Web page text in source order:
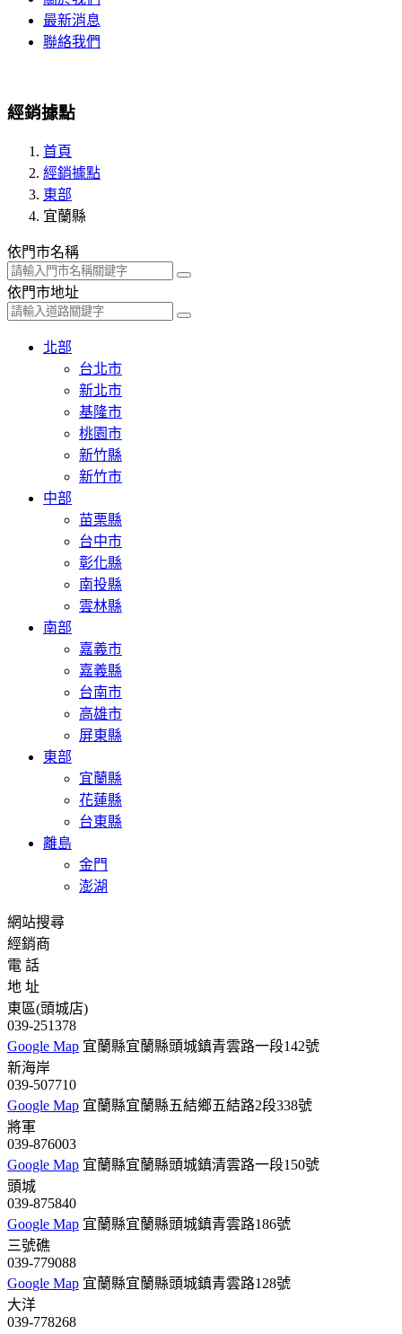
最新消息
聯絡我們
經銷據點
首頁
經銷據點
東部
宜蘭縣
依門市名稱
依門市地址
北部
台北市
新北市
基隆市
桃園市
新竹縣
新竹市
中部
苗栗縣
台中市
彰化縣
南投縣
雲林縣
南部
嘉義市
嘉義縣
台南市
高雄市
屏東縣
東部
宜蘭縣
花蓮縣
台東縣
離島
金門
澎湖
網站搜尋
經銷商
電 話
地 址
東區(頭城店)
039-251378
Google Map 宜蘭縣宜蘭縣頭城鎮青雲路一段142號
新海岸
039-507710
Google Map 宜蘭縣宜蘭縣五結鄉五結路2段338號
將軍
039-876003
Google Map 宜蘭縣宜蘭縣頭城鎮清雲路一段150號
頭城
039-875840
Google Map 宜蘭縣宜蘭縣頭城鎮青雲路186號
三號礁
039-779088
Google Map 宜蘭縣宜蘭縣頭城鎮青雲路128號
大洋
039-778268